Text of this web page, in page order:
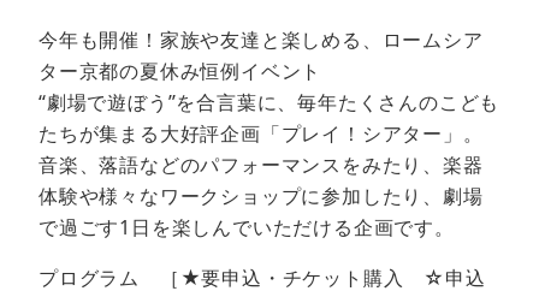
今年も開催！家族や友達と楽しめる、ロームシア
ター京都の夏休み恒例イベント
“劇場で遊ぼう”を合言葉に、毎年たくさんのこども
たちが集まる大好評企画「プレイ！シアター」。
音楽、落語などのパフォーマンスをみたり、楽器
体験や様々なワークショップに参加したり、劇場
で過ごす1日を楽しんでいただける企画です。
プログラム ［★要申込・チケット購入 ☆申込